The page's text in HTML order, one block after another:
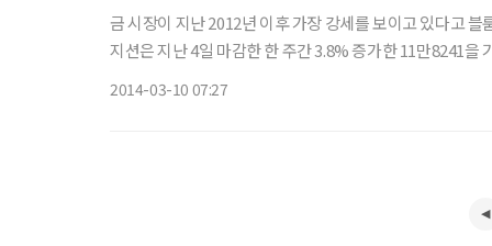
금 시장이 지난 2012년 이후 가장 강세를 보이고 있다고 블룸버그통신이 9일(
지션은 지난 4일 마감한 한 주간 3.8% 증가한 11만8241을 기
2014-03-10 07:27